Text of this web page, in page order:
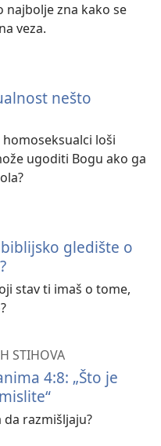
najbolje zna kako se
veza.
nešto
homoseksualci loši
ugoditi Bogu ako ga
gledište o
stav ti imaš o tome,
STIHOVA
4:8: „Što je
razmišljaju?